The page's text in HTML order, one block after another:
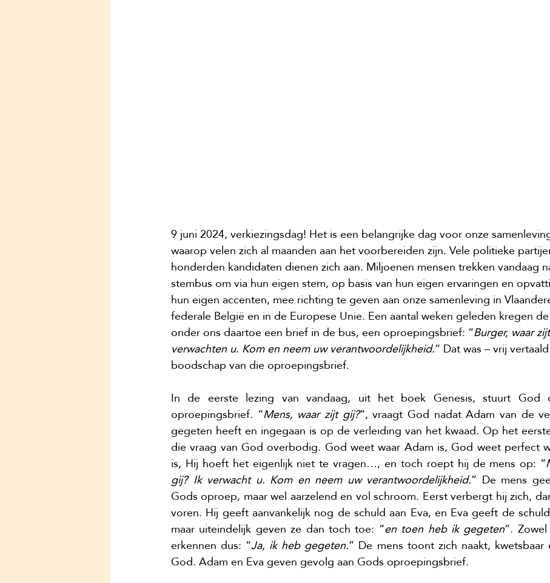
9 juni 2024, verkiezingsdag! Het is een belangrijke dag voor onze
waarop velen zich al maanden aan het voorbereiden zijn. Vele politieke
honderden kandidaten dienen zich aan. Miljoenen mensen trekken vandaag
stembus om via hun eigen stem, op basis van hun eigen ervaringen en
hun eigen accenten, mee richting te geven aan onze samenleving in
federale België en in de Europese Unie. Een aantal weken geleden kregen
onder ons daartoe een brief in de bus, een oproepingsbrief: “Burger, waar
verwachten u. Kom en neem uw verantwoordelijkheid.” Dat was – vrij
boodschap van die oproepingsbrief.
In de eerste lezing van vandaag, uit het boek Genesis, stuurt God
oproepingsbrief. “Mens, waar zijt gij?”, vraagt God nadat Adam van de
gegeten heeft en ingegaan is op de verleiding van het kwaad. Op het
die vraag van God overbodig. God weet waar Adam is, God weet perfect
is, Hij hoeft het eigenlijk niet te vragen…, en toch roept hij de mens op: “
gij? Ik verwacht u. Kom en neem uw verantwoordelijkheid.” De mens
Gods oproep, maar wel aarzelend en vol schroom. Eerst verbergt hij zich,
voren. Hij geeft aanvankelijk nog de schuld aan Eva, en Eva geeft de
maar uiteindelijk geven ze dan toch toe: “en toen heb ik gegeten”.
erkennen dus: “Ja, ik heb gegeten.” De mens toont zich naakt,
God. Adam en Eva geven gevolg aan Gods oproepingsbrief.